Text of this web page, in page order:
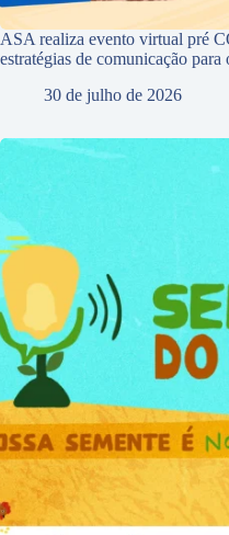
ASA realiza evento virtual pré
estratégias de comunicação
30 de julho de 2026